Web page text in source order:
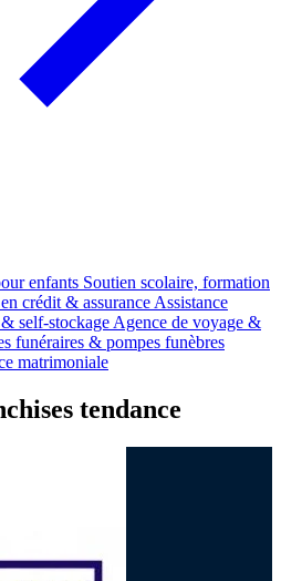
enfants Soutien scolaire, formation
crédit & assurance Assistance
self-stockage Agence de voyage &
funéraires & pompes funèbres
matrimoniale
tendance